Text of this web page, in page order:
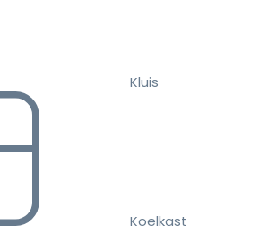
Kluis
Koelkast